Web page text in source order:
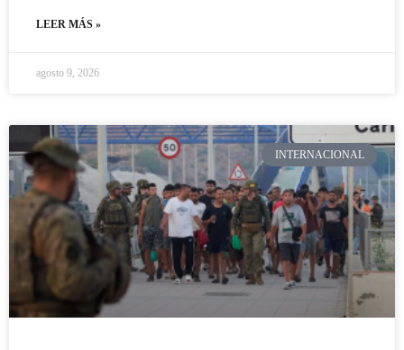
LEER MÁS »
agosto 9, 2026
INTERNACIONAL